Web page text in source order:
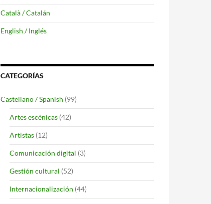
Català / Catalán
English / Inglés
CATEGORÍAS
Castellano / Spanish (99)
Artes escénicas (42)
Artistas (12)
Comunicación digital (3)
Gestión cultural (52)
Internacionalización (44)